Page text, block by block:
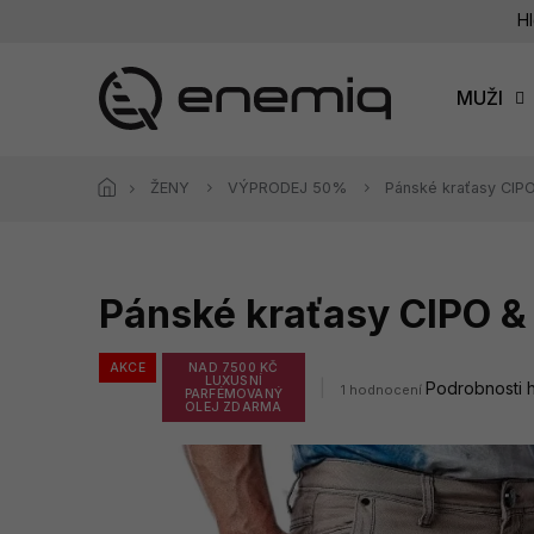
MUŽI
ŽENY VÝPRODEJ 50% Pánské kraťasy
Pánské kraťasy CIPO &
AKCE
NAD 7500 KČ
LUXUSNÍ
PARFÉMOVANÝ
OLEJ ZDARMA
Průměrné
je
z
5
1 hodnocení Podrobnosti